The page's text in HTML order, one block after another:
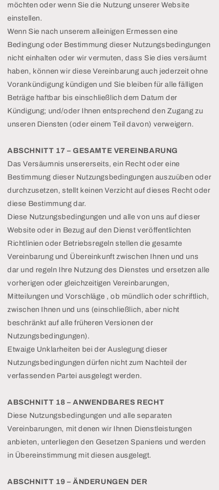
möchten oder wenn Sie die Nutzung unserer Website
einstellen.
Wenn Sie nach unserem alleinigen Ermessen eine
Bedingung oder Bestimmung dieser Nutzungsbedingungen
nicht einhalten oder wir vermuten, dass Sie dies versäumt
haben, können wir diese Vereinbarung auch jederzeit ohne
Vorankündigung kündigen und Sie bleiben für alle fälligen
Beträge haftbar bis einschließlich dem Datum der
Kündigung; und/oder Ihnen entsprechend den Zugang zu
unseren Diensten (oder einem Teil davon) verweigern.
ABSCHNITT 17 – GESAMTE VEREINBARUNG
Das Versäumnis unsererseits, ein Recht oder eine
Bestimmung dieser Nutzungsbedingungen auszuüben oder
durchzusetzen, stellt keinen Verzicht auf dieses Recht oder
diese Bestimmung dar.
Diese Nutzungsbedingungen und alle von uns auf dieser
Website oder in Bezug auf den Dienst veröffentlichten
Richtlinien oder Betriebsregeln stellen die gesamte
Vereinbarung und Übereinkunft zwischen Ihnen und uns
dar und regeln Ihre Nutzung des Dienstes und ersetzen alle
vorherigen oder gleichzeitigen Vereinbarungen,
Mitteilungen und Vorschläge , ob mündlich oder schriftlich,
zwischen Ihnen und uns (einschließlich, aber nicht
beschränkt auf alle früheren Versionen der
Nutzungsbedingungen).
Etwaige Unklarheiten bei der Auslegung dieser
Nutzungsbedingungen dürfen nicht zum Nachteil der
verfassenden Partei ausgelegt werden.
ABSCHNITT 18 – ANWENDBARES RECHT
Diese Nutzungsbedingungen und alle separaten
Vereinbarungen, mit denen wir Ihnen Dienstleistungen
anbieten, unterliegen den Gesetzen Spaniens und werden
in Übereinstimmung mit diesen ausgelegt.
ABSCHNITT 19 – ÄNDERUNGEN DER